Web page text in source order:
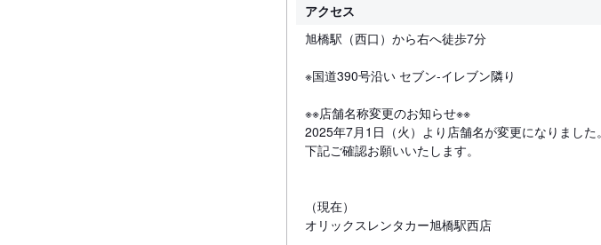
アクセス
旭橋駅（西口）から右へ徒歩7分
※国道390号沿い セブン-イレブン隣り
※※店舗名称変更のお知らせ※※
2025年7月1日（火）より店舗名が変更になりました。
下記ご確認お願いいたします。
（現在）
オリックスレンタカー旭橋駅西店